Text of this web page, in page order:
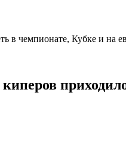
в чемпионате, Кубке и на